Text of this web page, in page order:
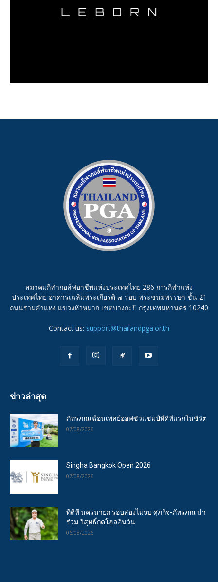
สมาคมกีฬากอล์ฟอาชีพแห่งประเทศไทย 286 การกีฬาแห่ง
ประเทศไทย อาคารเฉลิมพระเกียรติ ๗ รอบ พระชนมพรรษา ชั้น 21
ถนนรามคำแหง แขวงหัวหมาก เขตบางกะปิ กรุงเทพมหานคร 10240
Contact us: support@thailandpga.or.th
ข่าวล่าสุด
ภัทรภณเฉือนเพลย์ออฟซิวแชมป์ทีดีทีแรกในชีวิต
07/08/2026
Singha Bangkok Open 2026
07/08/2026
ทีดีที นครนายก รอบสองไม่จบ ศุภกิจ-ภัทรภณ นำ
ร่วม วิสุทธิ์กดโฮลอินวัน
06/08/2026